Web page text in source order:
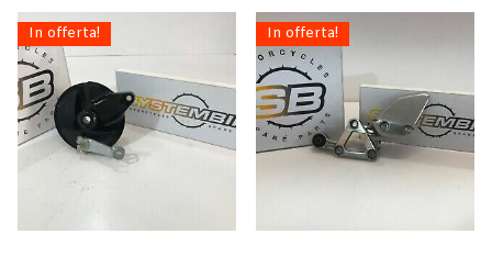
In offerta! In offerta!